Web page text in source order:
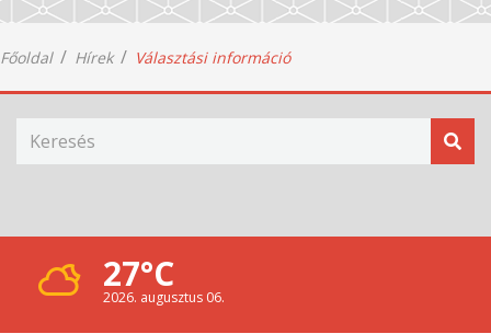
Főoldal Hírek Választási információ
27°C
2026. augusztus 06.